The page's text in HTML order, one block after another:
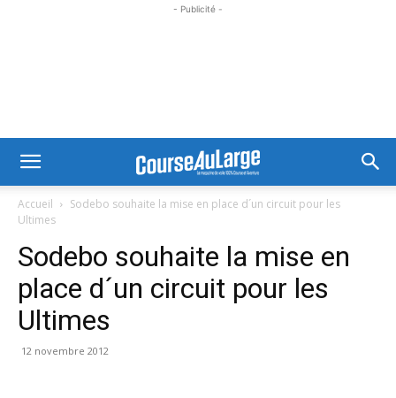
- Publicité -
Accueil
Sodebo souhaite la mise en place d´un circuit pour les
Ultimes
Sodebo souhaite la mise en
place d´un circuit pour les
Ultimes
12 novembre 2012